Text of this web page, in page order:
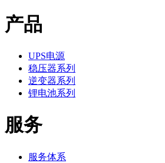
产品
UPS电源
稳压器系列
逆变器系列
锂电池系列
服务
服务体系